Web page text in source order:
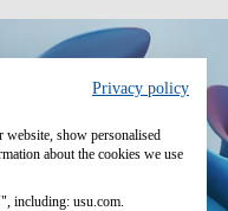
Privacy policy
website, show personalised
about the cookies we use
including: usu.com.